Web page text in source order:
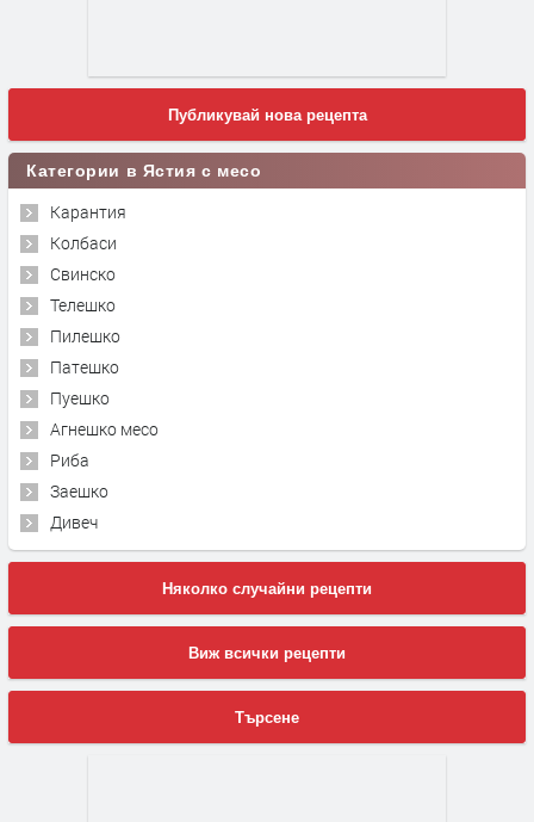
Публикувай нова рецепта
Категории в Ястия с месо
Карантия
Колбаси
Свинско
Телешко
Пилешко
Патешко
Пуешко
Агнешко месо
Риба
Заешко
Дивеч
Няколко случайни рецепти
Виж всички рецепти
Търсене